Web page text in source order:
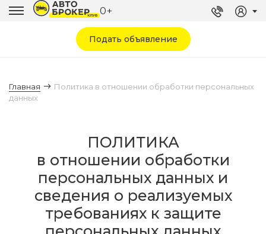
0+
Подать объявление
Главная
Политика в отношении обработки персональных
данных
ПОЛИТИКА
в отношении обработки
персональных данных и
сведения о реализуемых
требованиях к защите